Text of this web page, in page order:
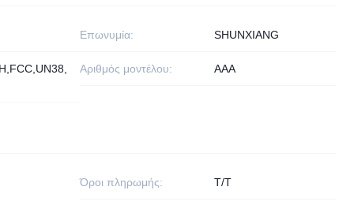
Επωνυμία: SHUNXIANG
Αριθμός μοντέλου: ΑΑΑ
Όροι πληρωμής: T/T